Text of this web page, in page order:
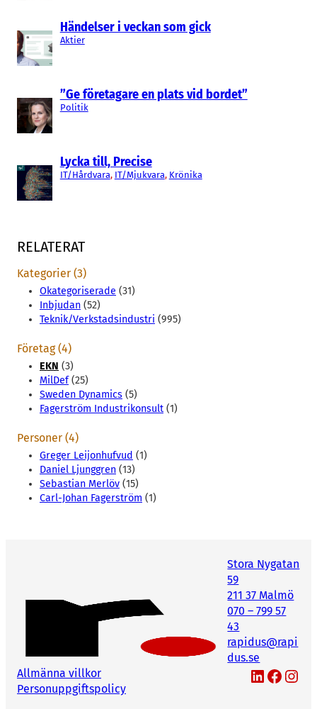
Händelser i veckan som gick
Aktier
”Ge företagare en plats vid bordet”
Politik
Lycka till, Precise
IT/Hårdvara, IT/Mjukvara, Krönika
RELATERAT
Kategorier (3)
Okategoriserade (31)
Inbjudan (52)
Teknik/Verkstadsindustri (995)
Företag (4)
EKN (3)
MilDef(25)
Sweden Dynamics (5)
Fagerström Industrikonsult (1)
Personer (4)
Greger Leijonhufvud (1)
Daniel Ljunggren (13)
Sebastian Merlöv (15)
Carl-Johan Fagerström (1)
Stora Nygatan
59
211 37 Malmö
070 – 799 57
43
rapidus@rapi
dus.se
Allmänna villkor
Personuppgiftspolicy
LinkedIn Facebook Instagram